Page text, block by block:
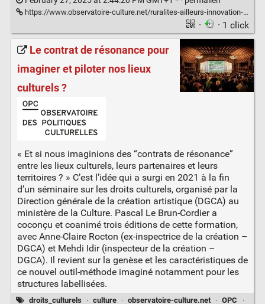
https://www.observatoire-culture.net/ruralites-ailleurs-innovation-culturelle/
· · 1 click
Le contrat de résonance pour
imaginer et piloter nos lieux
culturels ?
« Et si nous imaginions des “contrats de résonance”
entre les lieux culturels, leurs partenaires et leurs
territoires ? » C’est l’idée qui a surgi en 2021 à la fin
d’un séminaire sur les droits culturels, organisé par la
Direction générale de la création artistique (DGCA) au
ministère de la Culture. Pascal Le Brun-Cordier a
coconçu et coanimé trois éditions de cette formation,
avec Anne-Claire Rocton (ex-inspectrice de la création –
DGCA) et Mehdi Idir (inspecteur de la création –
DGCA). Il revient sur la genèse et les caractéristiques de
ce nouvel outil-méthode imaginé notamment pour les
structures labellisées.
droits_culturels · culture · observatoire-culture.net · OPC ·